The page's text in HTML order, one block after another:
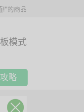
!"的商品
模式
略